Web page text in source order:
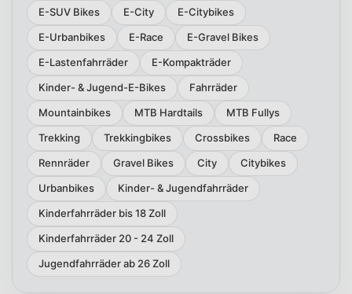
E-SUV Bikes
E-City
E-Citybikes
E-Urbanbikes
E-Race
E-Gravel Bikes
E-Lastenfahrräder
E-Kompakträder
Kinder- & Jugend-E-Bikes
Fahrräder
Mountainbikes
MTB Hardtails
MTB Fullys
Trekking
Trekkingbikes Crossbikes
Race
Rennräder
Gravel Bikes City
Citybikes
Urbanbikes
Kinder- & Jugendfahrräder
Kinderfahrräder bis 18 Zoll
Kinderfahrräder 20 - 24 Zoll
Jugendfahrräder ab 26 Zoll